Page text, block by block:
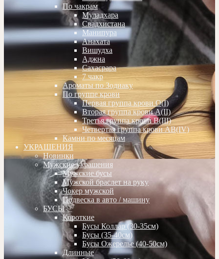
По чакрам
Муладхара
Свадхистана
Манипура
Анахата
Вишудха
Аджна
Сахасрара
7 чакр
Ароматы по Зодиаку
По группе крови
Первая группа крови О(I)
Вторая группа крови А(II)
Третья группа крови В(III)
Четвертая группа крови АВ(IV)
Камни по месяцам
УКРАШЕНИЯ
Новинки
Мужские украшения
Мужские бусы
Мужской браслет на руку
Чокер мужской
Подвеска в авто / машину
БУСЫ
Короткие
Бусы Коллар (30-35см)
Бусы (35-40см)
Бусы Ожерелье (40-50см)
Длинные